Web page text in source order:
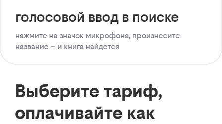
голосовой ввод в поиске
нажмите на значок микрофона, произнесите
название – и книга найдется
Выберите тариф,
оплачивайте как